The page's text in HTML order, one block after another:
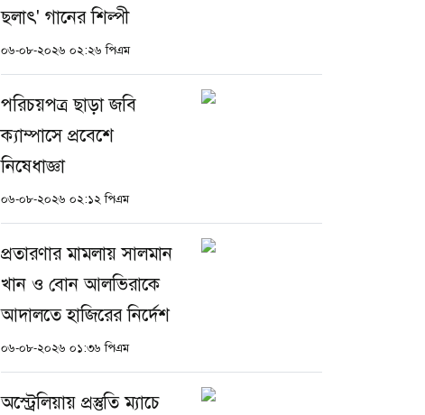
ছলাৎ' গানের শিল্পী
০৬-০৮-২০২৬ ০২:২৬ পিএম
পরিচয়পত্র ছাড়া জবি
ক্যাম্পাসে প্রবেশে
নিষেধাজ্ঞা
০৬-০৮-২০২৬ ০২:১২ পিএম
প্রতারণার মামলায় সালমান
খান ও বোন আলভিরাকে
আদালতে হাজিরের নির্দেশ
০৬-০৮-২০২৬ ০১:৩৬ পিএম
অস্ট্রেলিয়ায় প্রস্তুতি ম্যাচে